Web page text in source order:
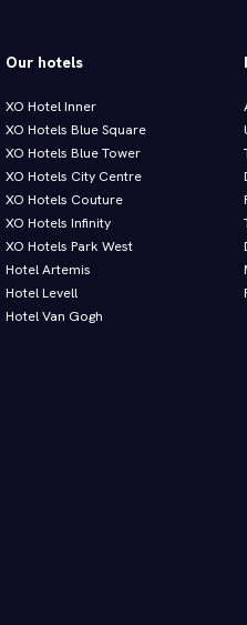
Our hotels
XO Hotel Inner
XO Hotels Blue Square
XO Hotels Blue Tower
XO Hotels City Centre
XO Hotels Couture
XO Hotels Infinity
XO Hotels Park West
Hotel Artemis
Hotel Levell
Hotel Van Gogh